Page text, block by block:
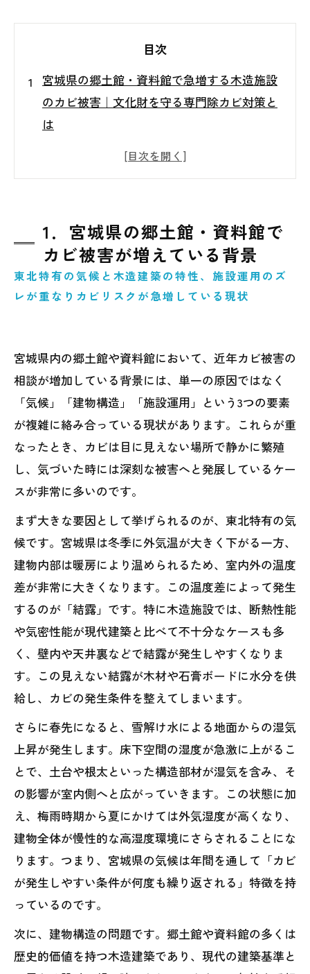
目次
宮城県の郷土館・資料館で急増する木造施設
のカビ被害｜文化財を守る専門除カビ対策と
は
1．宮城県の郷土館・資料館でカビ被害が増
3．見えない場所で進行するカビ汚染の実態
4．なぜ清掃だけではカビ問題は解決しない
のか
5．実際に多い郷土館・資料館のカビトラブ
用対策
7．MIST工法®カビバスターズ仙台による原
因調査と再発防止策
1．宮城県の郷土館・資料館で
カビ被害が増えている背景
東北特有の気候と木造建築の特性、施設運用のズ
レが重なりカビリスクが急増している現状
宮城県内の郷土館や資料館において、近年カビ被害の
相談が増加している背景には、単一の原因ではなく
「気候」「建物構造」「施設運用」という3つの要素
が複雑に絡み合っている現状があります。これらが重
なったとき、カビは目に見えない場所で静かに繁殖
し、気づいた時には深刻な被害へと発展しているケー
スが非常に多いのです。
まず大きな要因として挙げられるのが、東北特有の気
候です。宮城県は冬季に外気温が大きく下がる一方、
建物内部は暖房により温められるため、室内外の温度
差が非常に大きくなります。この温度差によって発生
するのが「結露」です。特に木造施設では、断熱性能
や気密性能が現代建築と比べて不十分なケースも多
く、壁内や天井裏などで結露が発生しやすくなりま
す。この見えない結露が木材や石膏ボードに水分を供
給し、カビの発生条件を整えてしまいます。
さらに春先になると、雪解け水による地面からの湿気
上昇が発生します。床下空間の湿度が急激に上がるこ
とで、土台や根太といった構造部材が湿気を含み、そ
の影響が室内側へと広がっていきます。この状態に加
え、梅雨時期から夏にかけては外気湿度が高くなり、
建物全体が慢性的な高湿度環境にさらされることにな
ります。つまり、宮城県の気候は年間を通して「カビ
が発生しやすい条件が何度も繰り返される」特徴を持
っているのです。
次に、建物構造の問題です。郷土館や資料館の多くは
歴史的価値を持つ木造建築であり、現代の建築基準と